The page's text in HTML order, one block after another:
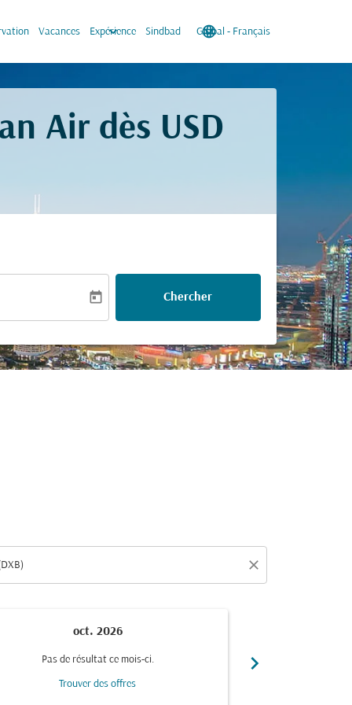
Vacances Expérience
keyboard_arrow_down Sindbad language
Global - Français
keyboard_arrow_down
Air dès USD
today Chercher
close
oct. 2026
Pas de résultat ce mois-ci.
Trouver des offres
chevron_right